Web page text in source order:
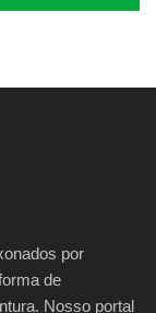
por
de
Nosso portal